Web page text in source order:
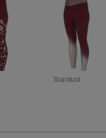
Stardust